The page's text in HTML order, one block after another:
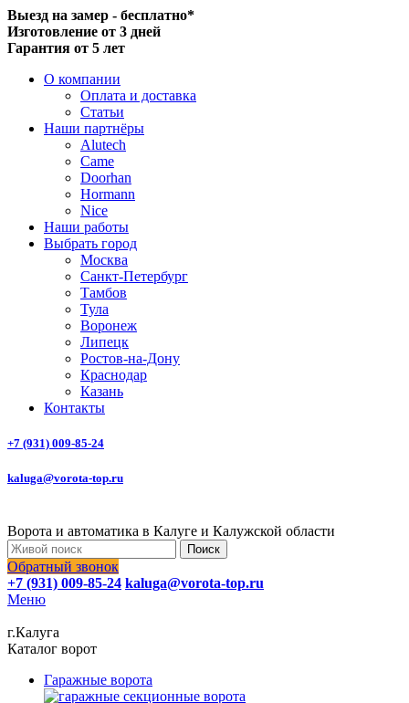
Выезд на замер - бесплатно*
Изготовление от 3 дней
Гарантия от 5 лет
О компании
Оплата и доставка
Статьи
Наши партнёры
Alutech
Came
Doorhan
Hormann
Nice
Наши работы
Выбрать город
Москва
Санкт-Петербург
Тамбов
Тула
Воронеж
Липецк
Ростов-на-Дону
Краснодар
Казань
Контакты
+7 (931) 009-85-24
kaluga@vorota-top.ru
Ворота и автоматика в Калуге и Калужской области
Поиск
Обратный звонок
+7 (931) 009-85-24 kaluga@vorota-top.ru
Меню
г.Калуга
Каталог ворот
Гаражные ворота